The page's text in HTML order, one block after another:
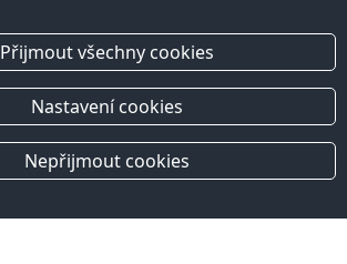
Přijmout všechny cookies
Nastavení cookies
Nepřijmout cookies